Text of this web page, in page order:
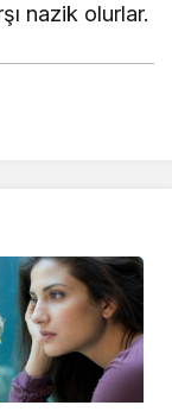
nazik olurlar.